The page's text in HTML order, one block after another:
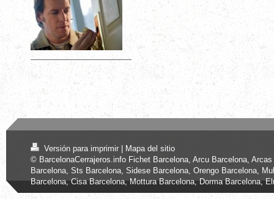
Versión para imprimir
Mapa del sitio
© BarcelonaCerrajeros.info Fichet Barcelona, Arcu Barcelona, Arcas
Barcelona, Sts Barcelona, Sidese Barcelona, Orengo Barcelona,
Barcelona, Cisa Barcelona, Mottura Barcelona, Dorma Barcelona,